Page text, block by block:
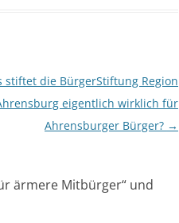
stiftet die BürgerStiftung Region
eigentlich wirklich für
Ahrensburger Bürger? →
ärmere Mitbürger“ und